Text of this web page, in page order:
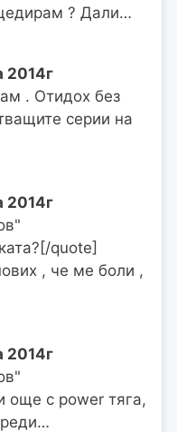
? Дали…
2014г
. Отидох без
серии на
2014г
quote]
, че ме боли ,
2014г
още с power тяга,